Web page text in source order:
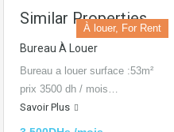
Similar Properties
À louer, For Rent
Bureau À Louer
Bureau a louer surface :53m²
prix 3500 dh / mois…
Savoir Plus